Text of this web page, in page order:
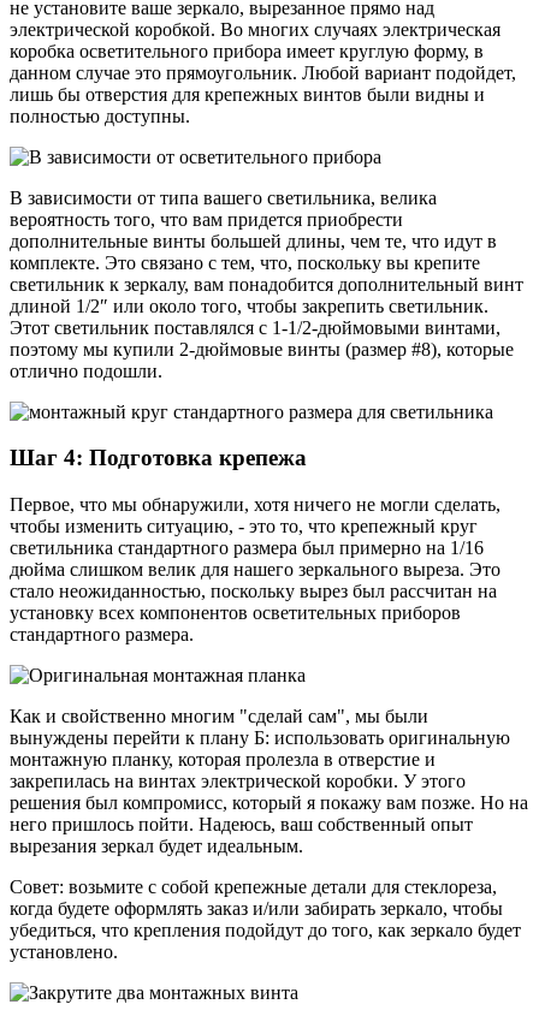
не установите ваше зеркало, вырезанное прямо над
электрической коробкой. Во многих случаях электрическая
коробка осветительного прибора имеет круглую форму, в
данном случае это прямоугольник. Любой вариант подойдет,
лишь бы отверстия для крепежных винтов были видны и
полностью доступны.
В зависимости от типа вашего светильника, велика
вероятность того, что вам придется приобрести
дополнительные винты большей длины, чем те, что идут в
комплекте. Это связано с тем, что, поскольку вы крепите
светильник к зеркалу, вам понадобится дополнительный винт
длиной 1/2″ или около того, чтобы закрепить светильник.
Этот светильник поставлялся с 1-1/2-дюймовыми винтами,
поэтому мы купили 2-дюймовые винты (размер #8), которые
отлично подошли.
Шаг 4: Подготовка крепежа
Первое, что мы обнаружили, хотя ничего не могли сделать,
чтобы изменить ситуацию, - это то, что крепежный круг
светильника стандартного размера был примерно на 1/16
дюйма слишком велик для нашего зеркального выреза. Это
стало неожиданностью, поскольку вырез был рассчитан на
установку всех компонентов осветительных приборов
стандартного размера.
Как и свойственно многим "сделай сам", мы были
вынуждены перейти к плану Б: использовать оригинальную
монтажную планку, которая пролезла в отверстие и
закрепилась на винтах электрической коробки. У этого
решения был компромисс, который я покажу вам позже. Но на
него пришлось пойти. Надеюсь, ваш собственный опыт
вырезания зеркал будет идеальным.
Совет: возьмите с собой крепежные детали для стеклореза,
когда будете оформлять заказ и/или забирать зеркало, чтобы
убедиться, что крепления подойдут до того, как зеркало будет
установлено.